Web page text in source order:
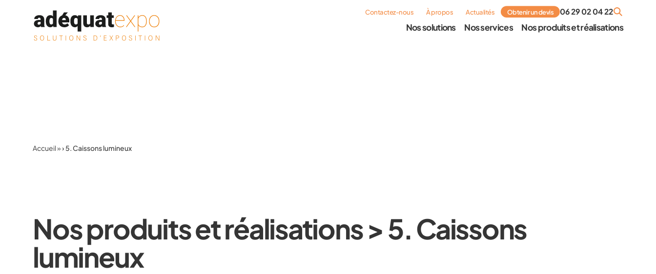
Nos solutions Nos services Nos produits et réalisations
Contactez-nous À propos Actualités Obtenir un devis 06 29 02 04 22
Accueil» 5. Caissons lumineux
Nos produits et réalisations > 5. Caissons
lumineux